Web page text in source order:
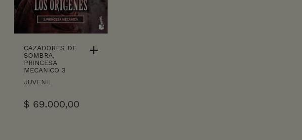
CAZADORES DE
SOMBRA,
PRINCESA
MECANICO 3
JUVENIL
$ 69.000,00